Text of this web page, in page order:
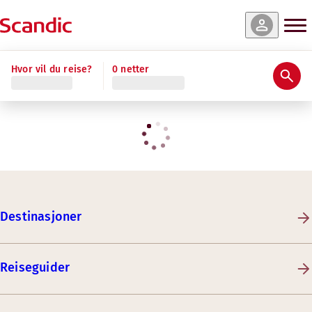
Hvor vil du reise? 0 netter
Destinasjoner
Reiseguider